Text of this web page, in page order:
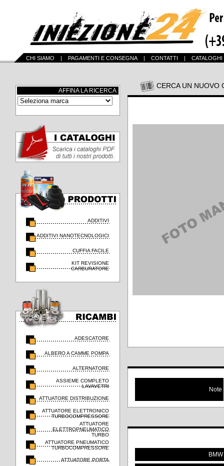
CHI SIAMO | PAGAMENTI E CONSEGNA| CONTATTI | CATALOGHI
AFFINA LA RICERCA
ADDITIVI
ADDITIVI NANOTECNOLOGICI
CUFFIA FACILE
KIT REVISIONE
CARBURATORE
ADESCATORE
ALBERO A CAMME POMPA
ALTERNATORE
ASSIEME COMPLETO
LAVAVETRI
ATTUATORE DISTRIBUZIONE
ATTUATORE ELETTRONICO
TURBOCOMPRESSORE
ATTUATORE
ELETTROPNEUMATICO
TURBO
ATTUATORE PNEUMATICO
TURBOCOMPRESSORE
ATTUATORE PORTA
CERCA UN NUOVO
Note
BMW